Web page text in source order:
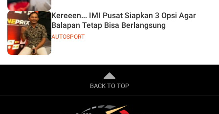
AUTOSPORT
Kereeen... IMI Pusat Siapkan 3 Opsi Agar
Balapan Tetap Bisa Berlangsung
BACK TO TOP